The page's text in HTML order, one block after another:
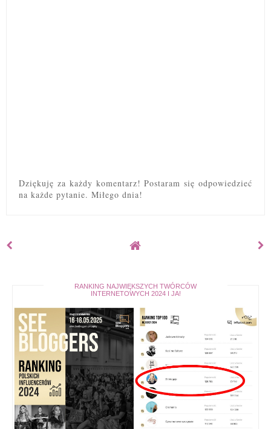
Dziękuję za każdy komentarz! Postaram się odpowiedzieć
na każde pytanie. Miłego dnia!
RANKING NAJWIĘKSZYCH TWÓRCÓW
INTERNETOWYCH 2024 I JA!